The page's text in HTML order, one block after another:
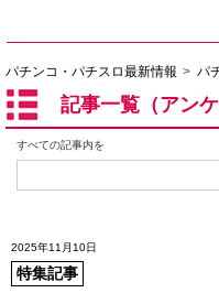
パチンコ・パチスロ最新情報 パ
記事一覧（アンケ
すべての記事内を
2025年11月10日
特集記事